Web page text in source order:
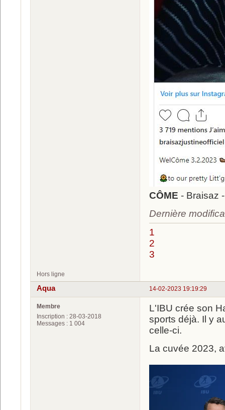
CÔME - Braisaz
Dernière
1
2
3
Hors ligne
14-02-2023 19:19:29
Aqua
Membre
Inscription : 28-03-2018
Messages : 1 004
L'IBU crée son
sports déjà. Il y
celle-ci.
La cuvée 2023,